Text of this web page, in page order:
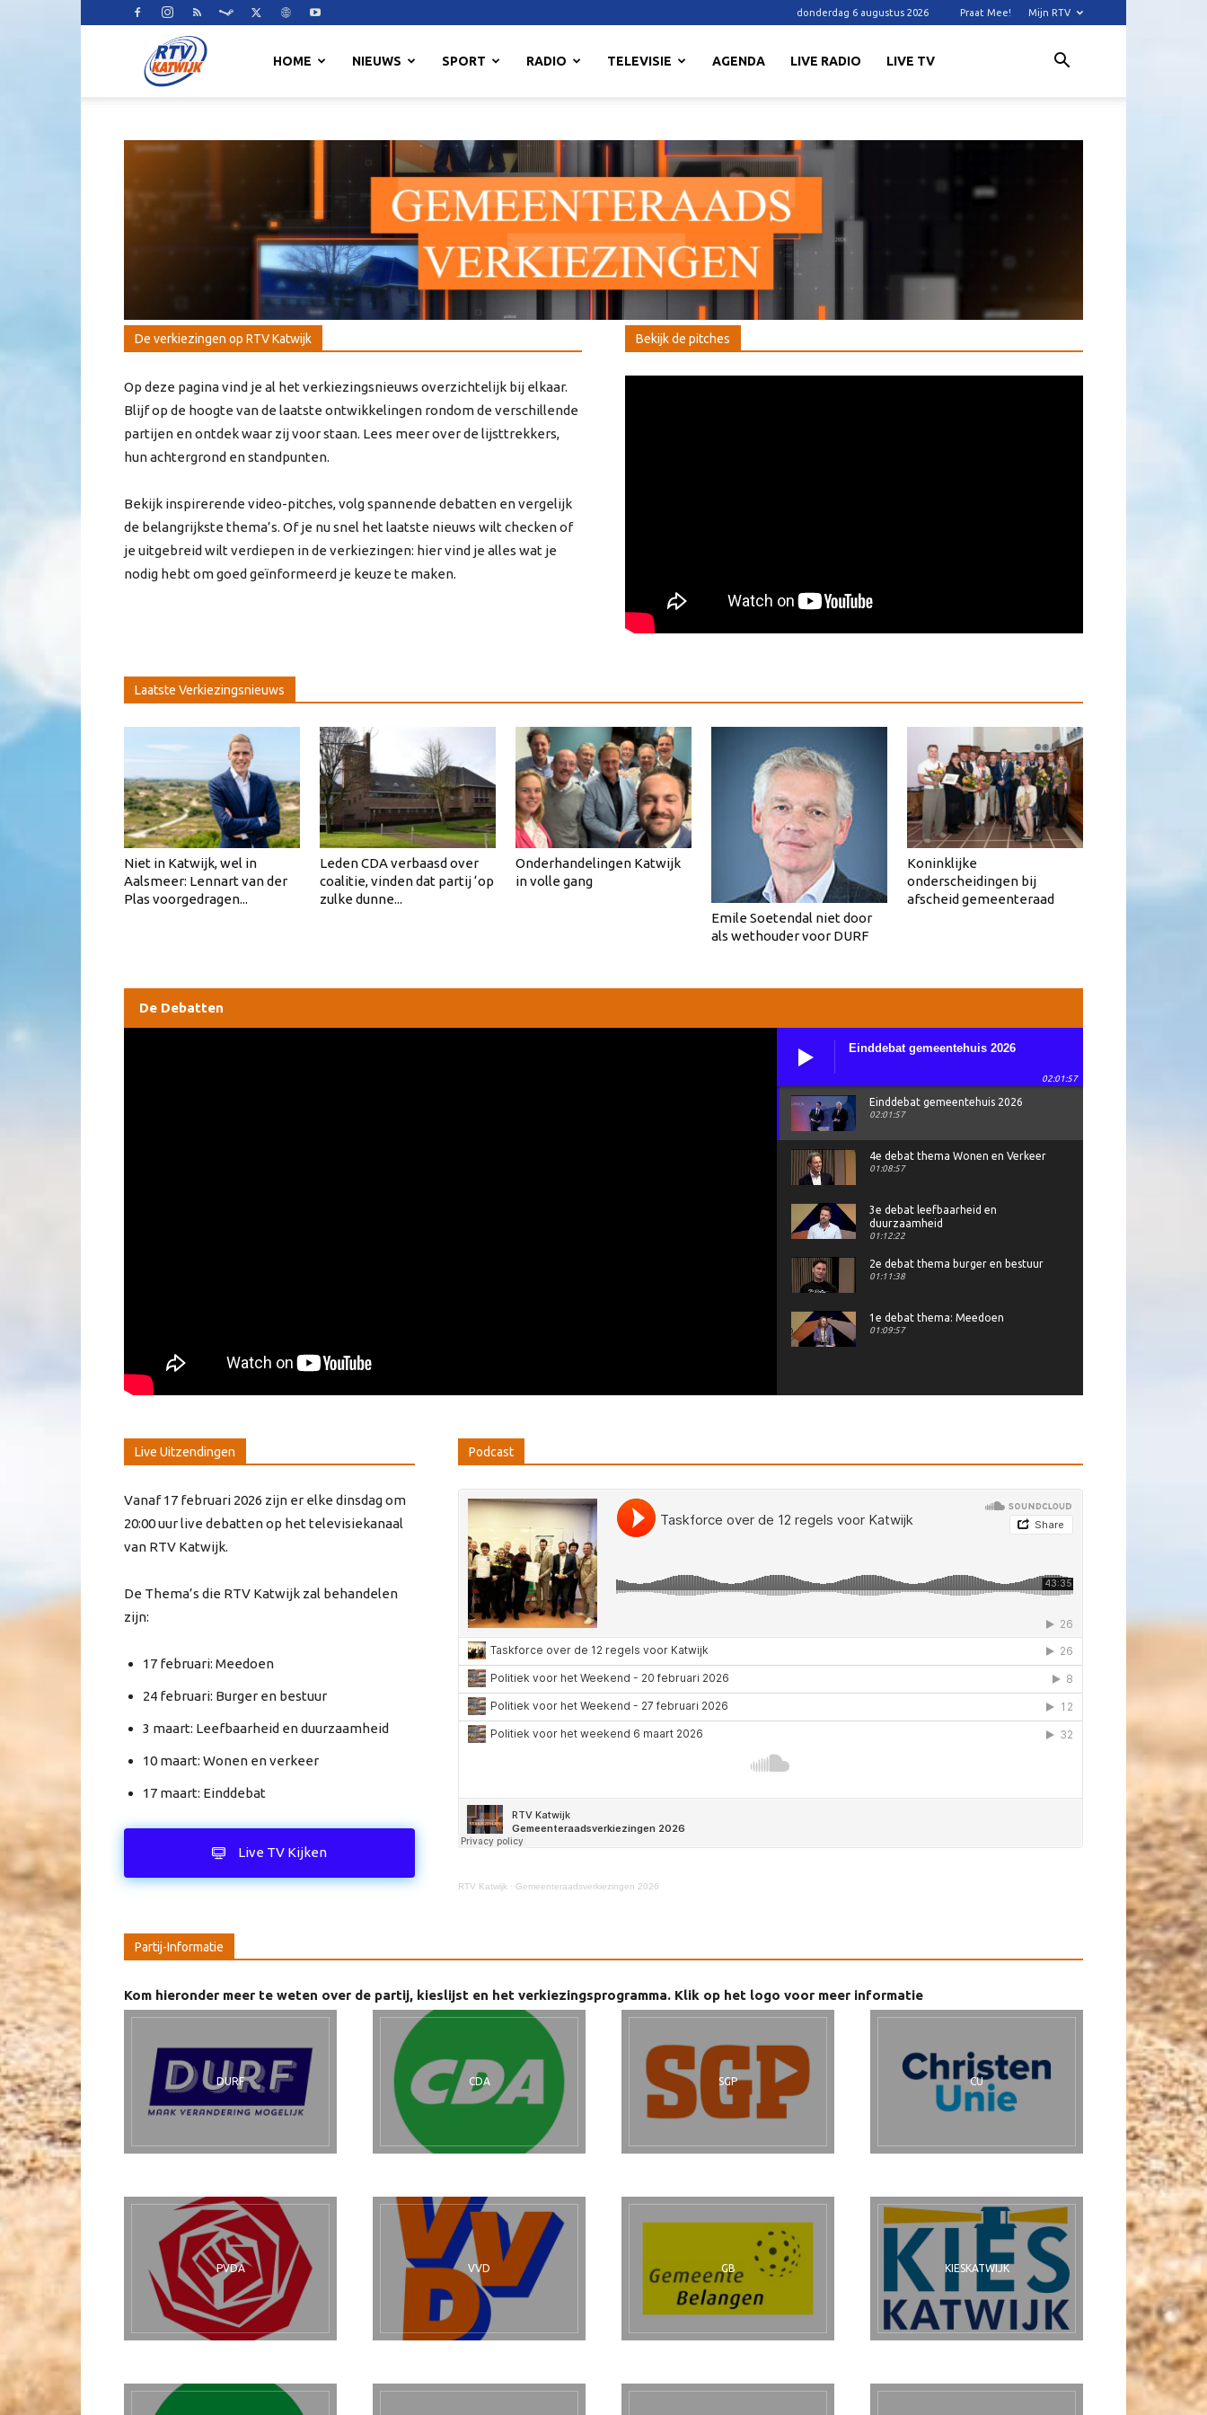
donderdag 6 augustus 2026 Praat Mee! Mijn RTV
HOME NIEUWS SPORT RADIO TELEVISIE AGENDA LIVE RADIO LIVE TV
De verkiezingen op RTV Katwijk
Op deze pagina vind je al het verkiezingsnieuws overzichtelijk bij elkaar.
Blijf op de hoogte van de laatste ontwikkelingen rondom de verschillende
partijen en ontdek waar zij voor staan. Lees meer over de lijsttrekkers,
hun achtergrond en standpunten.
Bekijk inspirerende video-pitches, volg spannende debatten en vergelijk
de belangrijkste thema’s. Of je nu snel het laatste nieuws wilt checken of
je uitgebreid wilt verdiepen in de verkiezingen: hier vind je alles wat je
nodig hebt om goed geïnformeerd je keuze te maken.
Bekijk de pitches
Laatste Verkiezingsnieuws
Niet in Katwijk, wel in
Aalsmeer: Lennart van der
Plas voorgedragen...
Leden CDA verbaasd over
coalitie, vinden dat partij ‘op
zulke dunne...
Onderhandelingen Katwijk
in volle gang
Emile Soetendal niet door
als wethouder voor DURF
Koninklijke
onderscheidingen bij
afscheid gemeenteraad
De Debatten
Einddebat gemeentehuis 2026
02:01:57
Einddebat gemeentehuis 2026
02:01:57
4e debat thema Wonen en Verkeer
01:08:57
3e debat leefbaarheid en
duurzaamheid
01:12:22
2e debat thema burger en bestuur
01:11:38
1e debat thema: Meedoen
01:09:57
Live Uitzendingen
Vanaf 17 februari 2026 zijn er elke dinsdag om
20:00 uur live debatten op het televisiekanaal
van RTV Katwijk.
De Thema’s die RTV Katwijk zal behandelen
zijn:
17 februari: Meedoen
24 februari: Burger en bestuur
3 maart: Leefbaarheid en duurzaamheid
10 maart: Wonen en verkeer
17 maart: Einddebat
Live TV Kijken
Podcast
RTV Katwijk · Gemeenteraadsverkiezingen 2026
Partij-Informatie
Kom hieronder meer te weten over de partij, kieslijst en het verkiezingsprogramma. Klik op het logo voor meer informatie
DURF CDA SGP CU
PVDA VVD GB KIESKATWIJK